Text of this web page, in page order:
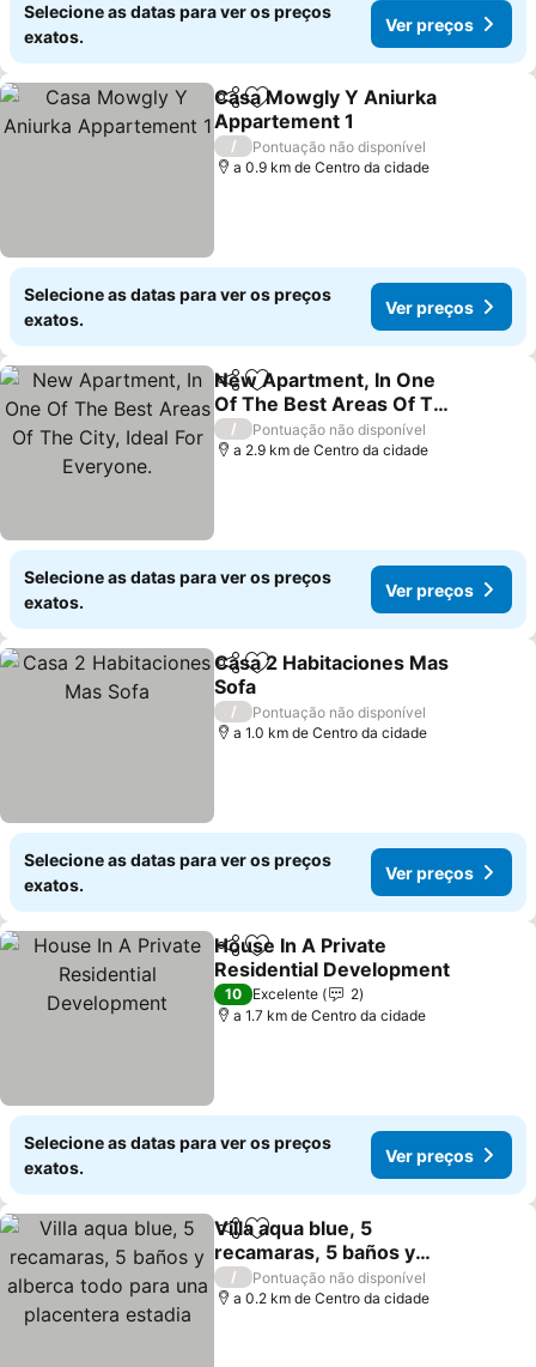
Selecione as datas para ver os preços
exatos.
Ver preços
PartilharAdicionar aos favoritos
Casa Mowgly Y Aniurka
Appartement 1
Ver preços
/
Pontuação não disponível
a 0.9 km de Centro da cidade
Selecione as datas para ver os preços
exatos.
Ver preços
PartilharAdicionar aos favoritos
New Apartment, In One
Of The Best Areas Of The
City, Ideal For Everyone.
Ver preços
/
Pontuação não disponível
a 2.9 km de Centro da cidade
Selecione as datas para ver os preços
exatos.
Ver preços
PartilharAdicionar aos favoritos
Casa 2 Habitaciones Mas
Sofa
Ver preços
/
Pontuação não disponível
a 1.0 km de Centro da cidade
Selecione as datas para ver os preços
exatos.
Ver preços
PartilharAdicionar aos favoritos
House In A Private
Residential Development
Ver preços
10 Excelente
2
a 1.7 km de Centro da cidade
Selecione as datas para ver os preços
exatos.
Ver preços
PartilharAdicionar aos favoritos
Villa aqua blue, 5
recamaras, 5 baños y
alberca todo para una
placentera estadia
Ver preços
/
Pontuação não disponível
a 0.2 km de Centro da cidade